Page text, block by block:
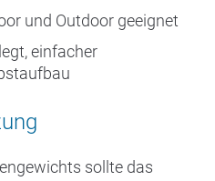
und Outdoor geeignet
einfacher
sollte das